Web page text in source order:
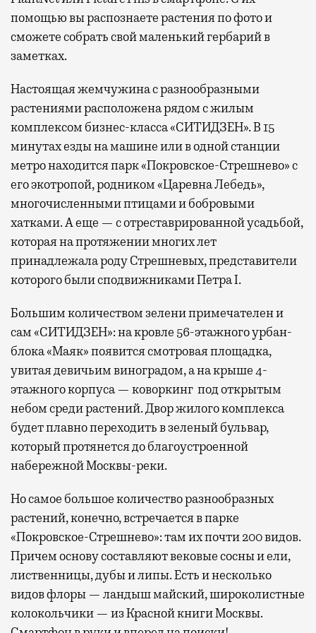
помощью вы распознаете растения по фото и
сможете собрать свой маленький гербарий в
заметках.
Настоящая жемчужина с разнообразными
растениями расположена рядом с жилым
комплексом бизнес-класса «СИТИДЗЕН». В 15
минутах езды на машине или в одной станции
метро находится парк «Покровское-Стрешнево» с
его экотропой, родником «Царевна Лебедь»,
многочисленными птицами и бобровыми
хатками. А еще — с отреставрированной усадьбой,
которая на протяжении многих лет
принадлежала роду Стрешневых, представители
которого были сподвижниками Петра I.
Большим количеством зелени примечателен и
сам «СИТИДЗЕН»: на кровле 56-этажного урбан-
блока «Маяк» появится смотровая площадка,
увитая девичьим виноградом, а на крыше 4-
этажного корпуса — коворкинг под открытым
небом среди растений. Двор жилого комплекса
будет плавно переходить в зеленый бульвар,
который протянется до благоустроенной
набережной Москвы-реки.
Но самое большое количество разнообразных
растений, конечно, встречается в парке
«Покровское-Стрешнево»: там ихпочти 200 видов.
Причем основу составляют вековые сосны и ели,
лиственницы, дубы и липы. Есть и несколько
видов флоры — ландыш майский, широколистные
колокольчики — из Красной книги Москвы.